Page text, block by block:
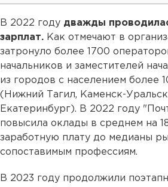
В 2022 году дважды
зарплат. Как отмечают в
затронуло более 1700
начальников и заместителей
из городов с населением более
(Нижний Тагил, Каменск-
Екатеринбург). В 2022 году
повысила оклады в среднем на
заработную плату до медианы
сопоставимым профессиям.
В 2023 году продолжили